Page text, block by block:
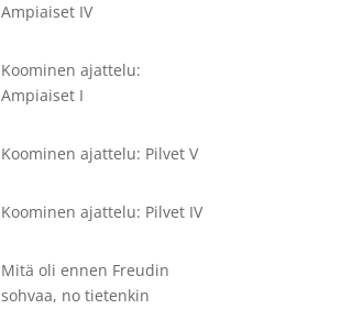
Ampiaiset IV
Koominen ajattelu:
Ampiaiset I
Koominen ajattelu: Pilvet V
Koominen ajattelu: Pilvet IV
Mitä oli ennen Freudin
sohvaa, no tietenkin